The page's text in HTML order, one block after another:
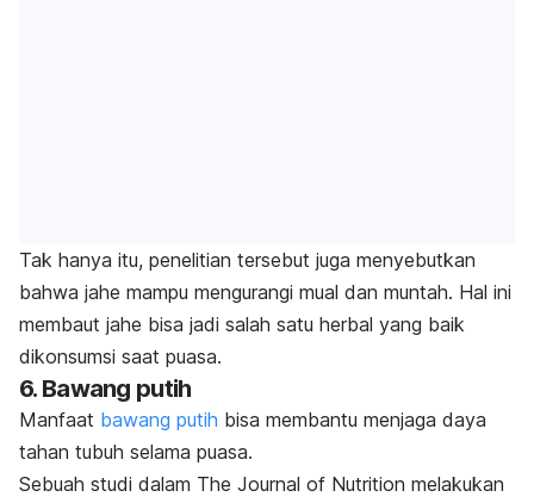
Tak hanya itu, penelitian tersebut juga menyebutkan
bahwa jahe mampu mengurangi mual dan muntah. Hal ini
membaut jahe bisa jadi salah satu herbal yang baik
dikonsumsi saat puasa.
6. Bawang putih
Manfaat bawang putih bisa membantu menjaga daya
tahan tubuh selama puasa.
Sebuah studi dalam The Journal of Nutrition melakukan